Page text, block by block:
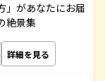
」があなたにお届
絶景集
詳細を見る